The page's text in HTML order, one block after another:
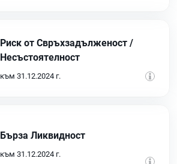
Риск от Свръхзадълженост /
Несъстоятелност
към 31.12.2024 г.
Бърза Ликвидност
към 31.12.2024 г.